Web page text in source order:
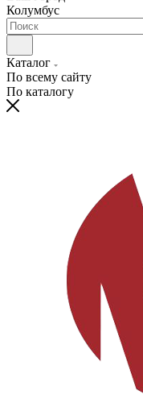
Колумбус
Каталог
По всему сайту
По каталогу